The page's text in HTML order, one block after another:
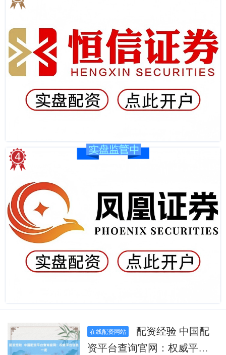
在线配资网站
资平台查询官网：权威平台